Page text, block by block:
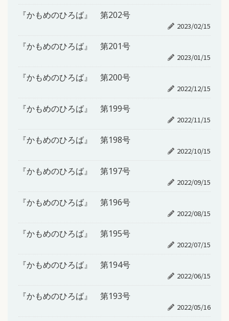
『かもめのひろば』 第202号
2023/02/15
『かもめのひろば』 第201号
2023/01/15
『かもめのひろば』 第200号
2022/12/15
『かもめのひろば』 第199号
2022/11/15
『かもめのひろば』 第198号
2022/10/15
『かもめのひろば』 第197号
2022/09/15
『かもめのひろば』 第196号
2022/08/15
『かもめのひろば』 第195号
2022/07/15
『かもめのひろば』 第194号
2022/06/15
『かもめのひろば』 第193号
2022/05/16